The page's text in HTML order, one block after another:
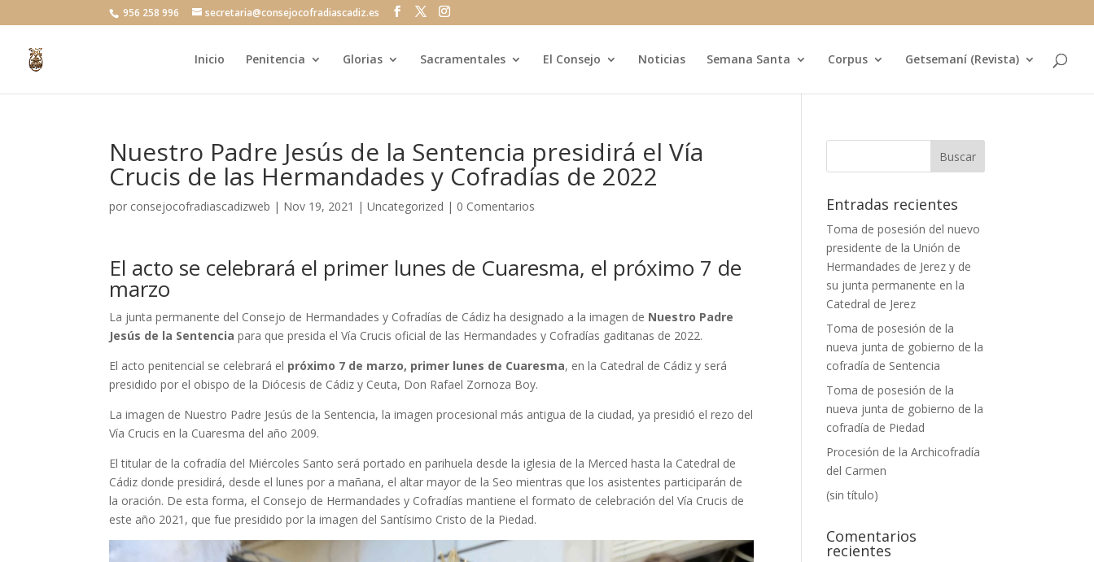
956 258 996 secretaria@consejocofradiascadiz.es
Inicio Penitencia Glorias Sacramentales El Consejo Noticias Semana Santa Corpus Getsemaní (Revista)
Nuestro Padre Jesús de la Sentencia presidirá el Vía
Crucis de las Hermandades y Cofradías de 2022
por consejocofradiascadizweb | Nov 19, 2021 |Uncategorized | 0 Comentarios
El acto se celebrará el primer lunes de Cuaresma, el próximo 7 de
marzo
La junta permanente del Consejo de Hermandades y Cofradías de Cádiz ha designado a la imagen de Nuestro Padre
Jesús de la Sentenciapara que presida el Vía Crucis oficial de las Hermandades y Cofradías gaditanas de 2022.
El acto penitencial se celebrará el próximo 7 de marzo, primer lunes de Cuaresma, en la Catedral de Cádiz y será
presidido por el obispo de la Diócesis de Cádiz y Ceuta, Don Rafael Zornoza Boy.
La imagen de Nuestro Padre Jesús de la Sentencia, la imagen procesional más antigua de la ciudad, ya presidió el rezo del
Vía Crucis en la Cuaresma del año 2009.
El titular de la cofradía del Miércoles Santo será portado en parihuela desde la iglesia de la Merced hasta la Catedral de
Cádiz donde presidirá, desde el lunes por a mañana, el altar mayor de la Seo mientras que los asistentes participarán de
la oración. De esta forma, el Consejo de Hermandades y Cofradías mantiene el formato de celebración del Vía Crucis de
este año 2021, que fue presidido por la imagen del Santísimo Cristo de la Piedad.
Entradas recientes
Toma de posesión del nuevo
presidente de la Unión de
Hermandades de Jerez y de
su junta permanente en la
Catedral de Jerez
Toma de posesión de la
nueva junta de gobierno de la
cofradía de Sentencia
Toma de posesión de la
nueva junta de gobierno de la
cofradía de Piedad
Procesión de la Archicofradía
del Carmen
(sin título)
Comentarios
recientes